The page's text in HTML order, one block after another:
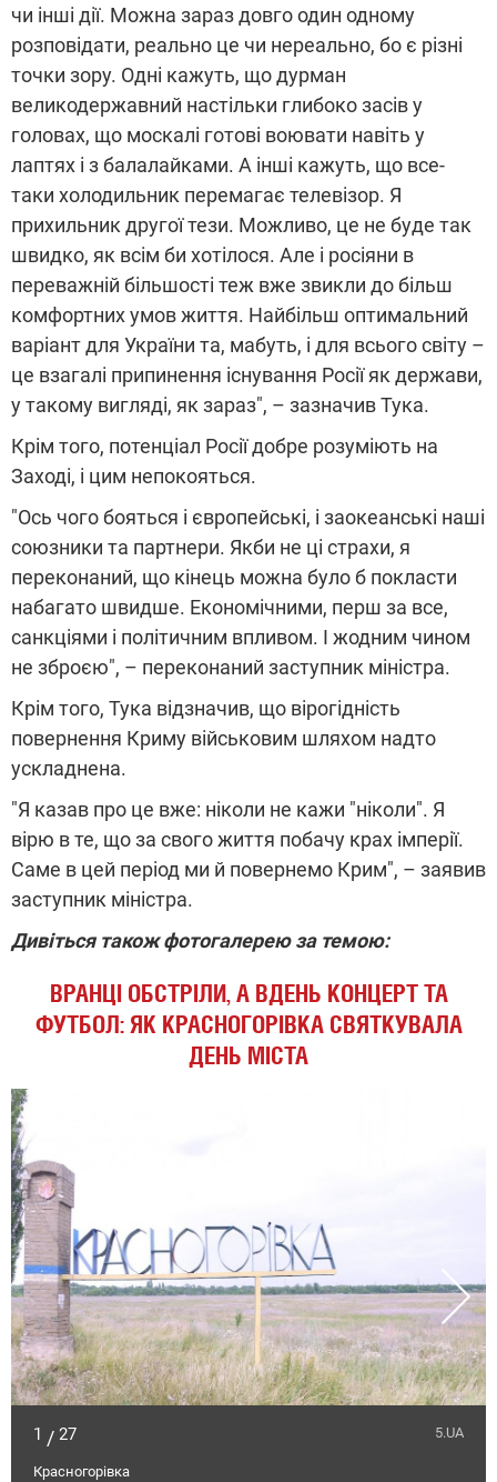
чи інші дії. Можна зараз довго один одному
розповідати, реально це чи нереально, бо є різні
точки зору. Одні кажуть, що дурман
великодержавний настільки глибоко засів у
головах, що москалі готові воювати навіть у
лаптях і з балалайками. А інші кажуть, що все-
таки холодильник перемагає телевізор. Я
прихильник другої тези. Можливо, це не буде так
швидко, як всім би хотілося. Але і росіяни в
переважній більшості теж вже звикли до більш
комфортних умов життя. Найбільш оптимальний
варіант для України та, мабуть, і для всього світу –
це взагалі припинення існування Росії як держави,
у такому вигляді, як зараз", – зазначив Тука.
Крім того, потенціал Росії добре розуміють на
Заході, і цим непокояться.
"Ось чого бояться і європейські, і заокеанські наші
союзники та партнери. Якби не ці страхи, я
переконаний, що кінець можна було б покласти
набагато швидше. Економічними, перш за все,
санкціями і політичним впливом. І жодним чином
не зброєю", – переконаний заступник міністра.
Крім того, Тука відзначив, що вірогідність
повернення Криму військовим шляхом надто
ускладнена.
"Я казав про це вже: ніколи не кажи "ніколи". Я
вірю в те, що за свого життя побачу крах імперії.
Саме в цей період ми й повернемо Крим", – заявив
заступник міністра.
Дивіться також фотогалерею за темою:
ВРАНЦІ ОБСТРІЛИ, А ВДЕНЬ КОНЦЕРТ ТА
ФУТБОЛ: ЯК КРАСНОГОРІВКА СВЯТКУВАЛА
ДЕНЬ МІСТА
1 / 27 5.UA
Красногорівка